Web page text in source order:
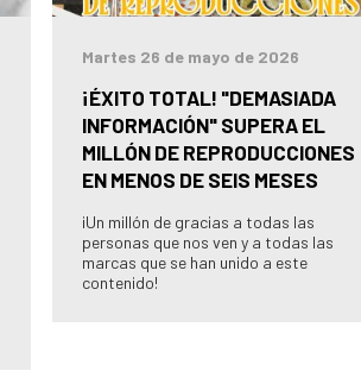
Martes 26 de mayo de 2026
¡ÉXITO TOTAL! "DEMASIADA
INFORMACIÓN" SUPERA EL
MILLÓN DE REPRODUCCIONES
EN MENOS DE SEIS MESES
¡Un millón de gracias a todas las
personas que nos ven y a todas las
marcas que se han unido a este
contenido!